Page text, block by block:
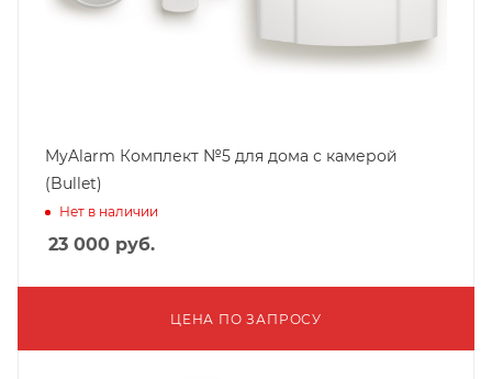
MyAlarm Комплект №5 для дома с камерой
(Bullet)
Нет в наличии
23 000 руб.
ЦЕНА ПО ЗАПРОСУ